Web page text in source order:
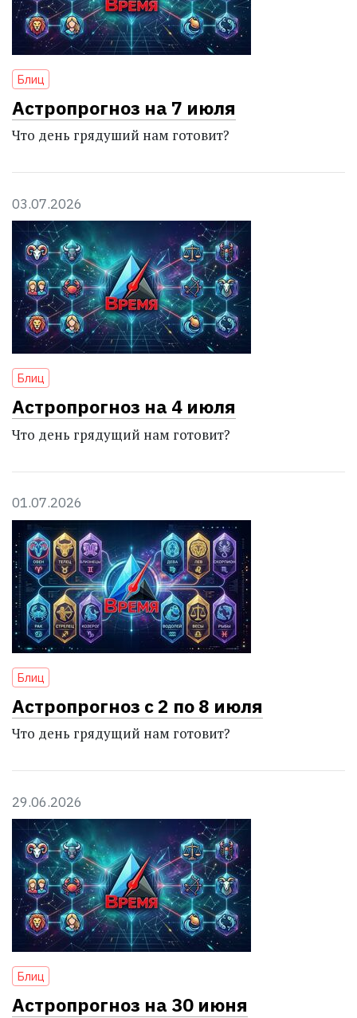
Блиц
Астропрогноз на 7 июля
Что день грядуший нам готовит?
03.07.2026
Блиц
Астропрогноз на 4 июля
Что день грядущий нам готовит?
01.07.2026
Блиц
Астропрогноз с 2 по 8 июля
Что день грядущий нам готовит?
29.06.2026
Блиц
Астропрогноз на 30 июня